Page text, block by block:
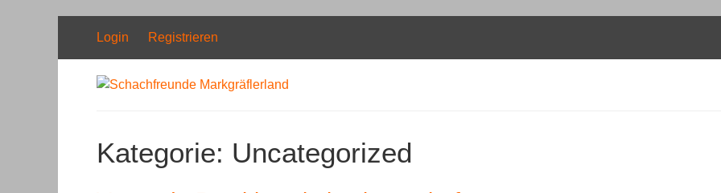
Login Registrieren
Kategorie: Uncategorized